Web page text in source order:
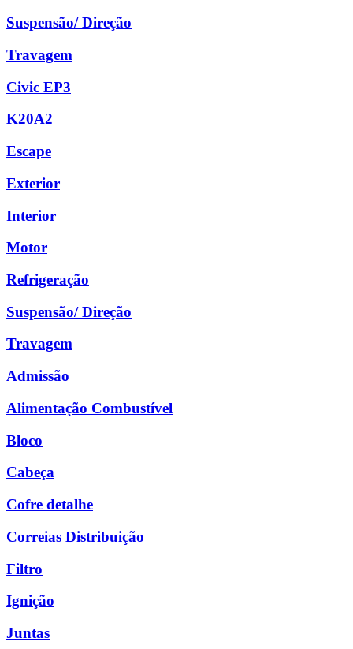
Suspensão/ Direção
Travagem
Civic EP3
K20A2
Escape
Exterior
Interior
Motor
Refrigeração
Suspensão/ Direção
Travagem
Admissão
Alimentação Combustível
Bloco
Cabeça
Cofre detalhe
Correias Distribuição
Filtro
Ignição
Juntas